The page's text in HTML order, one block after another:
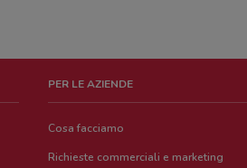
PER LE AZIENDE
Cosa facciamo
Richieste commerciali e marketing